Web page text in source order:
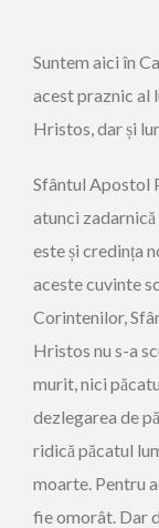
Suntem aici în
acest praznic al
Hristos, dar și
Sfântul Apostol
atunci
este și credința
aceste cuvinte
Corintenilor,
Hristos nu s-a
murit, nici
dezlegarea de
ridică păcatul
moarte. Pentru
fie omorât. Dar